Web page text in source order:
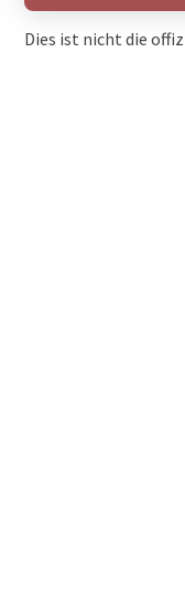
Dies ist nicht die